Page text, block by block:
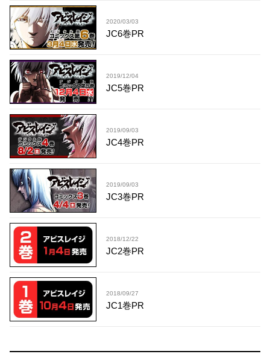
2020/03/03
JC6巻PR
2019/12/04
JC5巻PR
2019/09/03
JC4巻PR
2019/09/03
JC3巻PR
2018/12/22
JC2巻PR
2018/09/27
JC1巻PR